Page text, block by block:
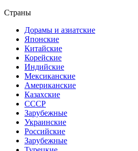
Страны
Дорамы и азиатские
Японские
Китайские
Корейские
Индийские
Мексиканские
Американские
Казахские
СССР
Зарубежные
Украинские
Российские
Зарубежные